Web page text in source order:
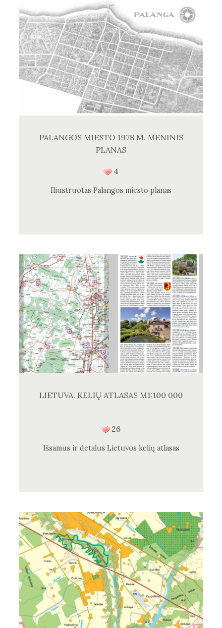
PALANGOS MIESTO 1978 M. MENINIS
PLANAS
4
Iliustruotas Palangos miesto planas
LIETUVA. KELIŲ ATLASAS M1:100 000
26
Išsamus ir detalus Lietuvos kelių atlasas